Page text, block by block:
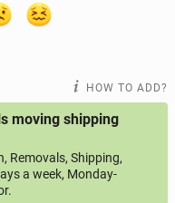
HOW TO ADD?
moving shipping
Removals, Shipping,
a week, Monday-